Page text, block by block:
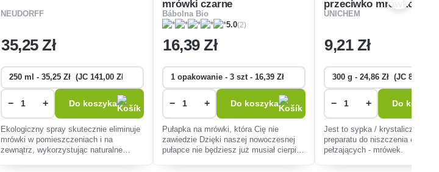
NEUDORFF
35,25 Zł
− + Do koszyka
Ekologiczny spray skutecznie eliminuje
mrówki w pomieszczeniach i na
zewnątrz, wykorzystując naturalne
mrówki czarne
Bábolna Bio
5.0(2)
16,39 Zł
− + Do koszyka
Pułapka na mrówki, która Cię nie
zawiedzie Dzięki naszej nowoczesnej
pułapce nie będziesz już musiał cierpieć
przeciwko mrówkom
UNICHEM
9,21 Zł
− + Do
Jest to sypka / krystaliczna
preparatu do niszczenia owadów
pełzających - mrówek.